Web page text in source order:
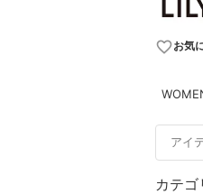
favorite_borderお気
カテゴ